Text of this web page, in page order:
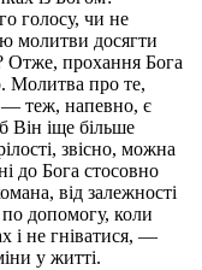
голосу, чи не
молитви досягти
Отже, прохання Бога
Молитва про те,
— теж, напевно, є
Він іще більше
звісно, можна
до Бога стосовно
від залежності
допомогу, коли
і не гніватися, —
у житті.